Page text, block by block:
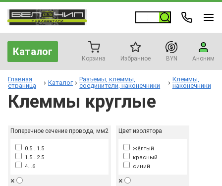
Каталог
Корзина Избранное BYN Аноним
Главная
страница
Каталог
Разъемы, клеммы,
соединители, наконечники
Клеммы,
наконечники
Клеммы круглые
Поперечное сечение провода, мм2
0.5...1.5
1.5...2.5
4...6
×
Цвет изолятора
жёлтый
красный
синий
×